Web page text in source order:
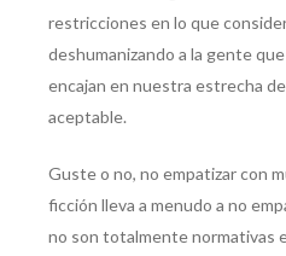
restricciones en lo que
deshumanizando a la gente
encajan en nuestra estrecha
aceptable.
Guste o no, no empatizar con
ficción lleva a menudo a no
no son totalmente normativas